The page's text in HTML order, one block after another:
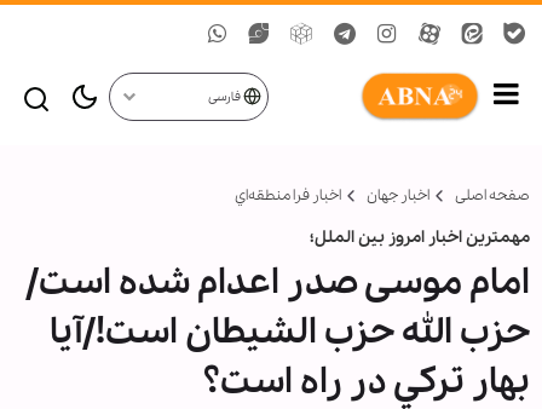
فارسی
صفحه اصلی اخبار جهان اخبار فرا منطقه‌اي
مهمترین اخبار امروز بین الملل؛
امام موسی صدر اعدام شده است/
حزب الله حزب الشیطان است!/آيا
بهار ترکي در راه است؟